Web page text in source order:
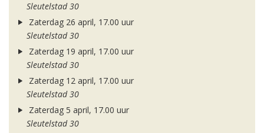
Sleutelstad 30
Zaterdag 26 april, 17.00 uur
Sleutelstad 30
Zaterdag 19 april, 17.00 uur
Sleutelstad 30
Zaterdag 12 april, 17.00 uur
Sleutelstad 30
Zaterdag 5 april, 17.00 uur
Sleutelstad 30